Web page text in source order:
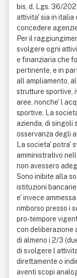
bis, d. Lgs. 36/
attivita' sia in italia
concedere
Per il
svolgere ogni
e finanziaria che
pertinente, e in
all ampliamento,
strutture sportive,
aree, nonche' l
sportive. La
azienda, di singoli
osservanza degli
La societa' potra'
amministrativo
non avessero
Sono inibite alla
istituzioni
e' invece
rimborso presso i
pro-tempore
con deliberazione
di almeno i 2/3
di svolgere l
direttamente o
aventi scopi